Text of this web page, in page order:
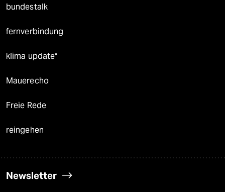
bundestalk
fernverbindung
klima update°
Mauerecho
Freie Rede
reingehen
Newsletter